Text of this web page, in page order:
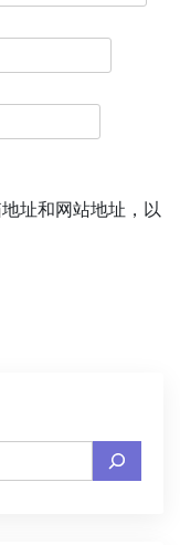
址和网站地址，以